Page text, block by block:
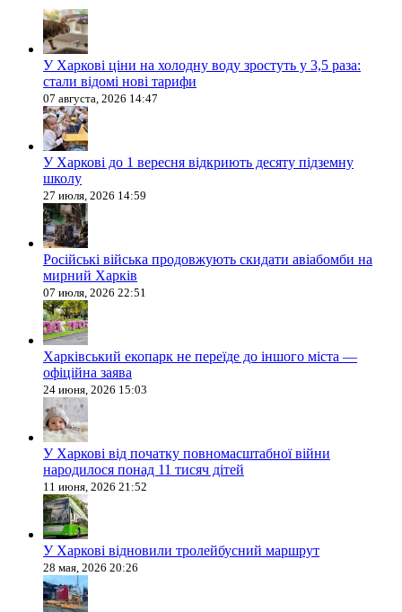
У Харкові ціни на холодну воду зростуть у 3,5 раза:
стали відомі нові тарифи
07 августа, 2026 14:47
У Харкові до 1 вересня відкриють десяту підземну
школу
27 июля, 2026 14:59
Російські війська продовжують скидати авіабомби на
мирний Харків
07 июля, 2026 22:51
Харківський екопарк не переїде до іншого міста —
офіційна заява
24 июня, 2026 15:03
У Харкові від початку повномасштабної війни
народилося понад 11 тисяч дітей
11 июня, 2026 21:52
У Харкові відновили тролейбусний маршрут
28 мая, 2026 20:26